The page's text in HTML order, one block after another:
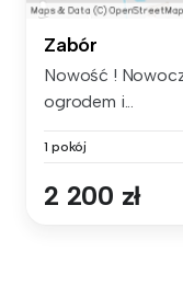
Zabór
Nowość !
ogrodem i...
1 pokój
2 200 zł